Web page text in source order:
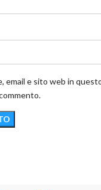
email e sito web in